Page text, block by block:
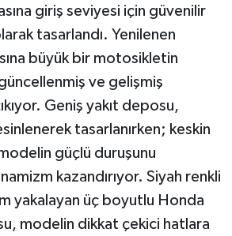
giriş seviyesi için güvenilir
tasarlandı. Yenilenen
büyük bir motosikletin
ve gelişmiş
Geniş yakıt deposu,
tasarlanırken; keskin
güçlü duruşunu
kazandırıyor. Siyah renkli
yakalayan üç boyutlu Honda
modelin dikkat çekici hatlara